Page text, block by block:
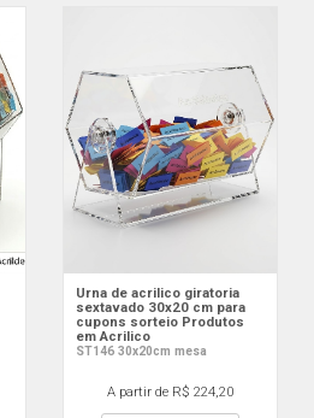
Urna de acrilico giratoria
sextavado 30x20 cm para
cupons sorteio Produtos
em Acrilico
ST146 30x20cm mesa
A partir de R$ 224,20